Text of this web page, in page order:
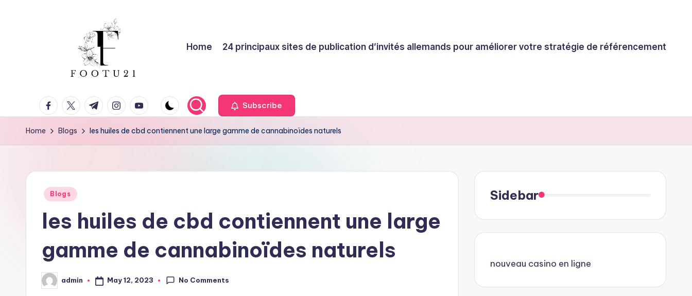
o
o
u
Home 24 principaux sites de publication d’invités allemands pour améliorer votre stratégie de référencement
facebook.com
twitter.com
t.me instagram.com
youtube.com Subscribe
Home Blogs les huiles de cbd contiennent une large gamme de cannabinoïdes naturels
Posted
Blogs
les huiles de cbd contiennent une large
gamme de cannabinoïdes naturels
Posted
by
admin May 12, 2023 No Comments
Sidebar
nouveau casino en ligne